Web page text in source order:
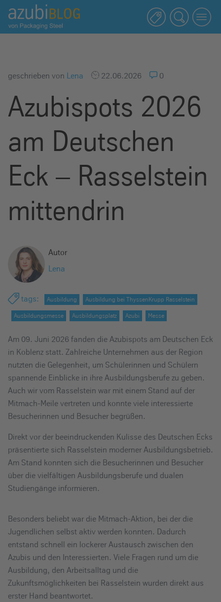
A
z
u
b
g
a
s
s
geschrieben von Lena 22.06.2026 0
Azubispots 2026
am Deutschen
Eck – Rasselstein
mittendrin
Autor
Lena
tags: Ausbildung Ausbildung bei ThyssenKrupp Rasselstein
Ausbildungsmesse Ausbildungsplatz Azubi Messe
Am 09. Juni 2026 fanden die Azubispots am Deutschen Eck
in Koblenz statt. Zahlreiche Unternehmen aus der Region
nutzten die Gelegenheit, um Schülerinnen und Schülern
spannende Einblicke in ihre Ausbildungsberufe zu geben.
Auch wir vom Rasselstein war mit einem Stand auf der
Mitmach-Meile vertreten und konnte viele interessierte
Besucherinnen und Besucher begrüßen.
Direkt vor der beeindruckenden Kulisse des Deutschen Ecks
präsentierte sich Rasselstein moderner Ausbildungsbetrieb.
Am Stand konnten sich die Besucherinnen und Besucher
über die vielfältigen Ausbildungsberufe und dualen
Studiengänge informieren.
Besonders beliebt war die Mitmach-Aktion, bei der die
Jugendlichen selbst aktiv werden konnten. Dadurch
entstand schnell ein lockerer Austausch zwischen den
Azubis und den Interessierten. Viele Fragen rund um die
Ausbildung, den Arbeitsalltag und die
Zukunftsmöglichkeiten bei Rasselstein wurden direkt aus
erster Hand beantwortet.